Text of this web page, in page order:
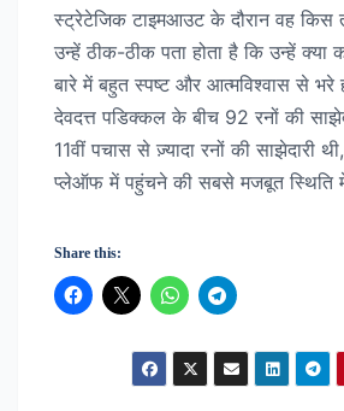
स्ट्रेटेजिक टाइमआउट के दौरान वह किस
उन्हें ठीक-ठीक पता होता है कि उन्हें
बारे में बहुत स्पष्ट और आत्मविश्वास से भरे
देवदत्त पडिक्कल के बीच 92 रनों की
11वीं पचास से ज़्यादा रनों की साझेदारी
प्लेऑफ में पहुंचने की सबसे मजबूत स्थिति
Share this: